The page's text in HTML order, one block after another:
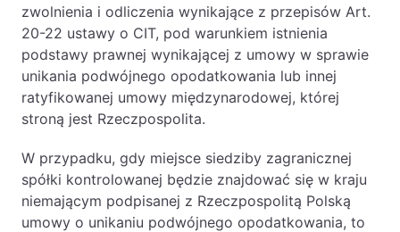
zwolnienia i odliczenia wynikające z przepisów Art.
20-22 ustawy o CIT, pod warunkiem istnienia
podstawy prawnej wynikającej z umowy w sprawie
unikania podwójnego opodatkowania lub innej
ratyfikowanej umowy międzynarodowej, której
stroną jest Rzeczpospolita.
W przypadku, gdy miejsce siedziby zagranicznej
spółki kontrolowanej będzie znajdować się w kraju
niemającym podpisanej z Rzeczpospolitą Polską
umowy o unikaniu podwójnego opodatkowania, to